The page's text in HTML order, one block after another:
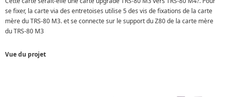
se fixer, la carte via des entretoises utilise 5 des vis de fixations de la carte
mère du TRS-80 M3. et se connecte sur le support du Z80 de la carte mère
du TRS-80 M3
Vue du projet